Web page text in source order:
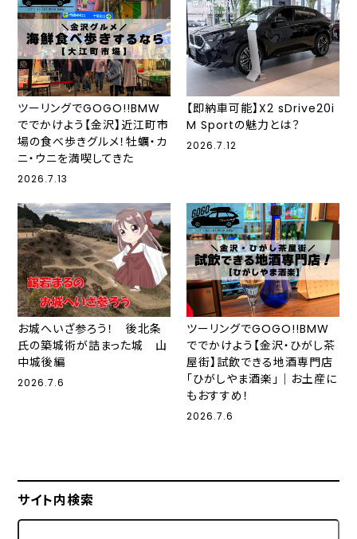
ツーリングでGOGO!!BMW
ででかけよう【金沢】近江町市
場の食べ歩きグルメ！牡蠣・カ
ニ・ウニを満喫してきた
2026.7.13
【即納車可能】X2 sDrive20i
M Sportの魅力とは？
2026.7.12
お城へいざ参ろう！ 後北条
氏の築城術が詰まった城 山
中城後編
2026.7.6
ツーリングでGOGO!!BMW
ででかけよう【金沢・ひがし茶
屋街】試飲できる地酒専門店
「ひがしやま酒楽」｜お土産に
もおすすめ！
2026.7.6
サイト内検索